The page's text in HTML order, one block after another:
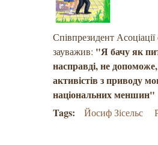
Співпрезидент
зауважив: "Я бачу як
насправді, не
активістів з приводу
національних меншин"
Tags:
Йосиф Зісельс